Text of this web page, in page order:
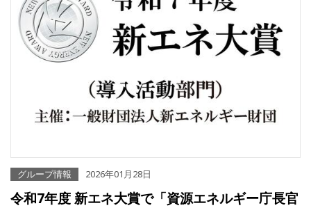
グループ情報 2026年01月28日
令和7年度 新エネ大賞で「資源エネルギー庁長官